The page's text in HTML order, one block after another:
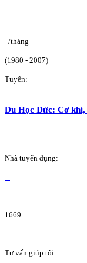
/tháng
(1980 - 2007)
Tuyển:
Du Học Đức: Cơ khí,
Nhà tuyển dụng:
1669
Tư vấn giúp tôi